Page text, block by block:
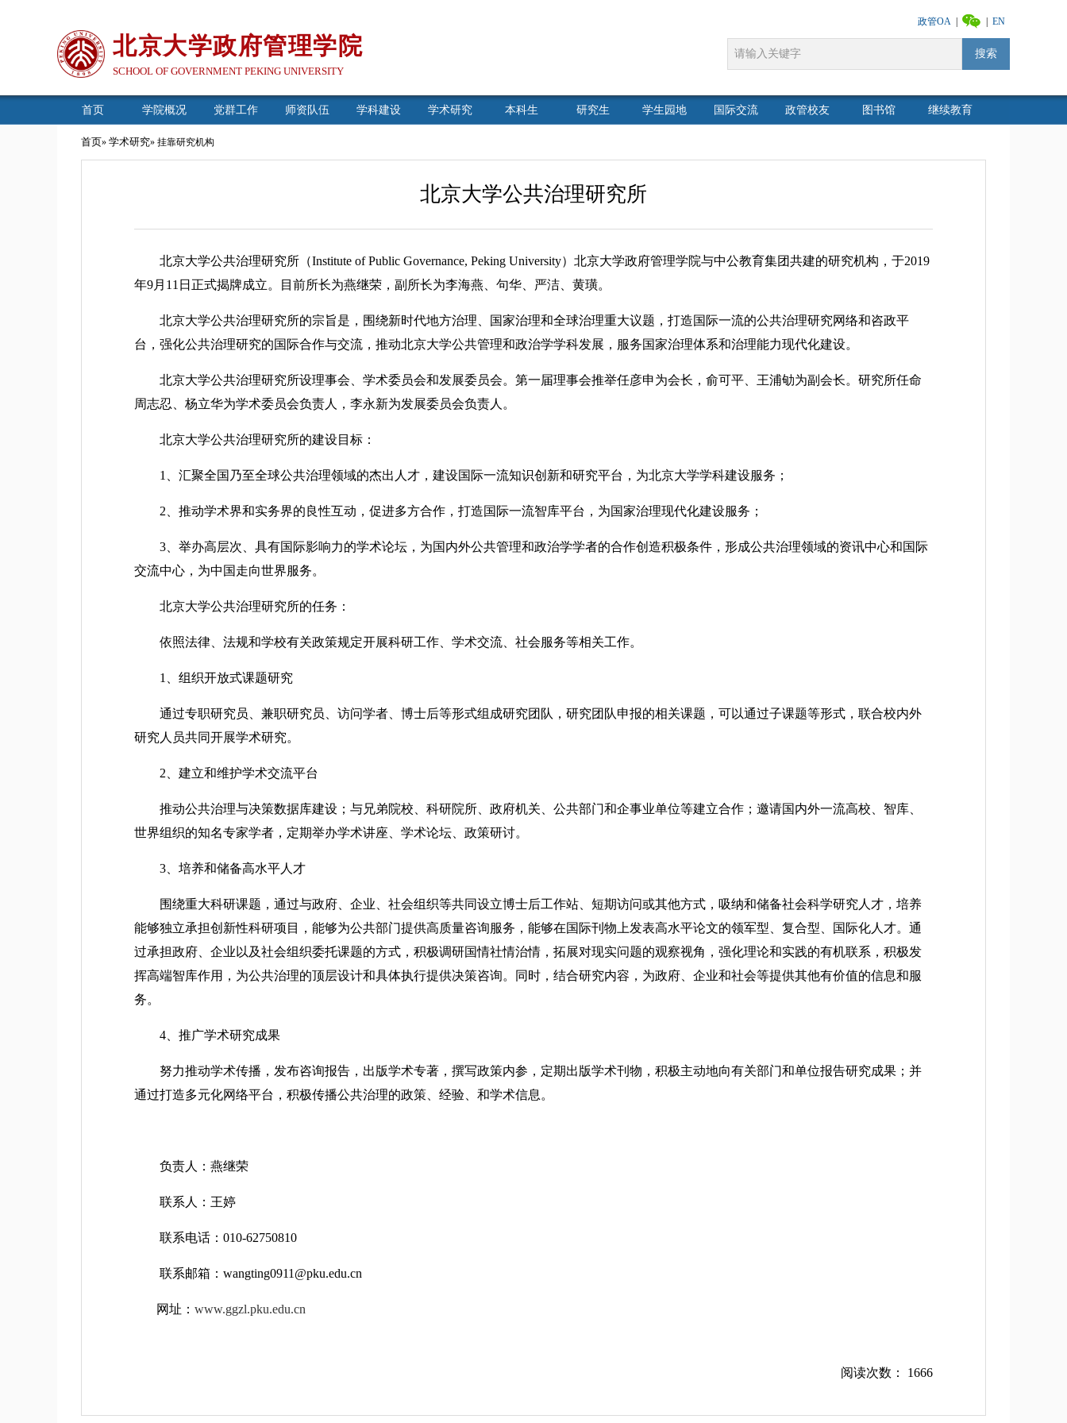
北京大学政府管理学院
SCHOOL OF GOVERNMENT PEKING UNIVERSITY
政管OA EN
搜索
首页 学院概况 党群工作 师资队伍 学科建设 学术研究 本科生 研究生 学生园地 国际交流 政管校友 图书馆 继续教育
首页» 学术研究» 挂靠研究机构
北京大学公共治理研究所
北京大学公共治理研究所（Institute of Public Governance, Peking University）北京大学政府管理学院与中公教育集团共建的研究机构，于2019
年9月11日正式揭牌成立。目前所长为燕继荣，副所长为李海燕、句华、严洁、黄璜。
北京大学公共治理研究所的宗旨是，围绕新时代地方治理、国家治理和全球治理重大议题，打造国际一流的公共治理研究网络和咨政平
台，强化公共治理研究的国际合作与交流，推动北京大学公共管理和政治学学科发展，服务国家治理体系和治理能力现代化建设。
北京大学公共治理研究所设理事会、学术委员会和发展委员会。第一届理事会推举任彦申为会长，俞可平、王浦劬为副会长。研究所任命
周志忍、杨立华为学术委员会负责人，李永新为发展委员会负责人。
北京大学公共治理研究所的建设目标：
1、汇聚全国乃至全球公共治理领域的杰出人才，建设国际一流知识创新和研究平台，为北京大学学科建设服务；
2、推动学术界和实务界的良性互动，促进多方合作，打造国际一流智库平台，为国家治理现代化建设服务；
3、举办高层次、具有国际影响力的学术论坛，为国内外公共管理和政治学学者的合作创造积极条件，形成公共治理领域的资讯中心和国际
交流中心，为中国走向世界服务。
北京大学公共治理研究所的任务：
依照法律、法规和学校有关政策规定开展科研工作、学术交流、社会服务等相关工作。
1、组织开放式课题研究
通过专职研究员、兼职研究员、访问学者、博士后等形式组成研究团队，研究团队申报的相关课题，可以通过子课题等形式，联合校内外
研究人员共同开展学术研究。
2、建立和维护学术交流平台
推动公共治理与决策数据库建设；与兄弟院校、科研院所、政府机关、公共部门和企事业单位等建立合作；邀请国内外一流高校、智库、
世界组织的知名专家学者，定期举办学术讲座、学术论坛、政策研讨。
3、培养和储备高水平人才
围绕重大科研课题，通过与政府、企业、社会组织等共同设立博士后工作站、短期访问或其他方式，吸纳和储备社会科学研究人才，培养
能够独立承担创新性科研项目，能够为公共部门提供高质量咨询服务，能够在国际刊物上发表高水平论文的领军型、复合型、国际化人才。通
过承担政府、企业以及社会组织委托课题的方式，积极调研国情社情治情，拓展对现实问题的观察视角，强化理论和实践的有机联系，积极发
挥高端智库作用，为公共治理的顶层设计和具体执行提供决策咨询。同时，结合研究内容，为政府、企业和社会等提供其他有价值的信息和服
务。
4、推广学术研究成果
努力推动学术传播，发布咨询报告，出版学术专著，撰写政策内参，定期出版学术刊物，积极主动地向有关部门和单位报告研究成果；并
通过打造多元化网络平台，积极传播公共治理的政策、经验、和学术信息。
负责人：燕继荣
联系人：王婷
联系电话：010-62750810
联系邮箱：wangting0911@pku.edu.cn
网址： www.ggzl.pku.edu.cn
阅读次数： 1666